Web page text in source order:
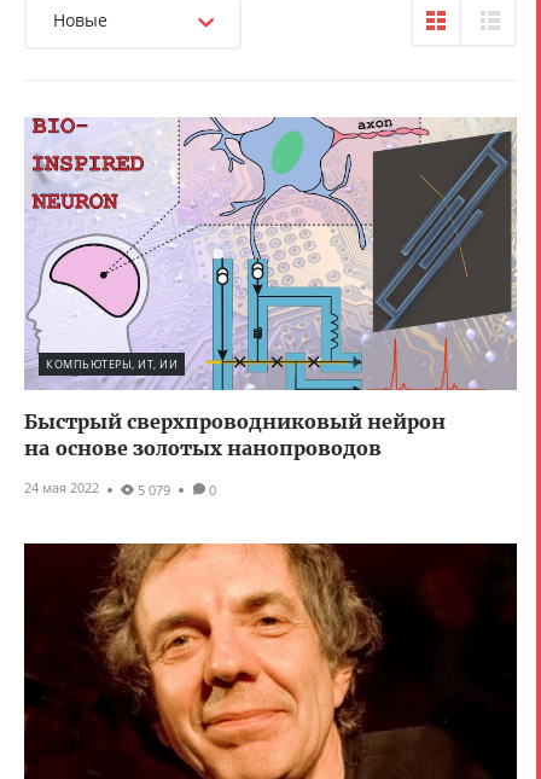
Новые
КОМПЬЮТЕРЫ, ИТ, ИИ
Быстрый сверхпроводниковый нейрон
на основе золотых нанопроводов
24 мая 2022 5 079 0